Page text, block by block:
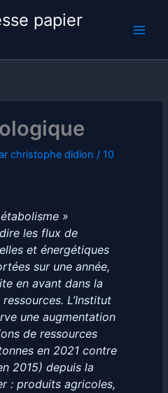
papier
christophe didion / 10
»
les flux de
et énergétiques
sur une année,
en avant dans la
L’Institut
une augmentation
de ressources
en 2021 contre
2015) depuis la
: produits agricoles,